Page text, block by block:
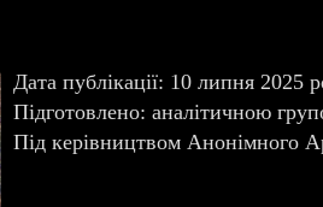
Дата публікації: 10 липня 2025
Підготовлено: аналітичною
Під керівництвом Анонімного